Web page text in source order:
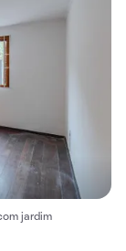
jardim